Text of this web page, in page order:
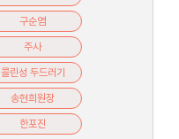
구순염
주사
콜린성 두드러기
송현희원장
한포진